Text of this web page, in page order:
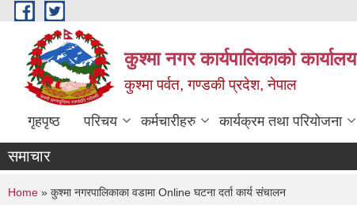
Skip to main content
कुश्मा नगर कार्यपालिकाको कार्यालय
कुश्मा पर्वत, गण्डकी प्रदेश, नेपाल
गृहपृष्ठ परिचय कर्मचारीहरु कार्यक्रम तथा परियोजना
समाचार
You are here
Home » कुश्मा नगरपालिकाका वडामा Online घटना दर्ता कार्य संचालन